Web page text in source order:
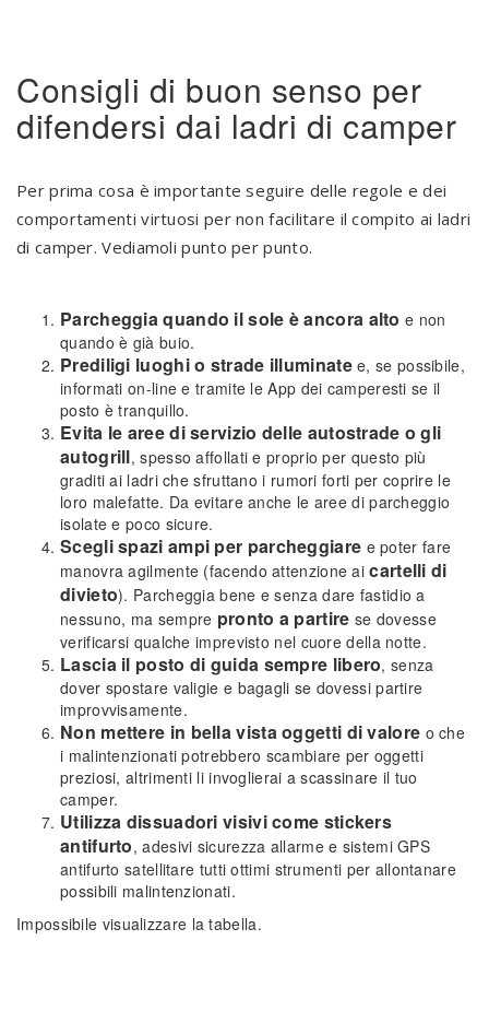
Consigli di buon senso per
difendersi dai ladri di camper
Per prima cosa è importante seguire delle regole e dei
comportamenti virtuosi per non facilitare il compito ai ladri
di camper. Vediamoli punto per punto.
Parcheggia quando il sole è ancora alto e non
quando è già buio.
Prediligi luoghi o strade illuminatee, se possibile,
informati on-line e tramite le App dei camperesti se il
posto è tranquillo.
Evita le aree di servizio delle autostrade o gli
autogrill, spesso affollati e proprio per questo più
graditi ai ladri che sfruttano i rumori forti per coprire le
loro malefatte. Da evitare anche le aree di parcheggio
isolate e poco sicure.
Scegli spazi ampi per parcheggiare e poter fare
manovra agilmente (facendo attenzione aicartelli di
divieto). Parcheggia bene e senza dare fastidio a
nessuno, ma sempre pronto a partire se dovesse
verificarsi qualche imprevisto nel cuore della notte.
Lascia il posto di guida sempre libero, senza
dover spostare valigie e bagagli se dovessi partire
improvvisamente.
Non mettere in bella vista oggetti di valore o che
i malintenzionati potrebbero scambiare per oggetti
preziosi, altrimenti li invoglierai a scassinare il tuo
camper.
Utilizza dissuadori visivi come stickers
antifurto, adesivi sicurezza allarme e sistemi GPS
antifurto satellitare tutti ottimi strumenti per allontanare
possibili malintenzionati.
Impossibile visualizzare la tabella.